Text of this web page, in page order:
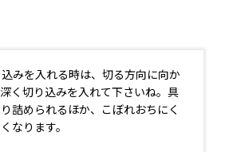
みを入れる時は、切る方向に向か
く切り込みを入れて下さいね。具
詰められるほか、こぼれおちにく
なります。